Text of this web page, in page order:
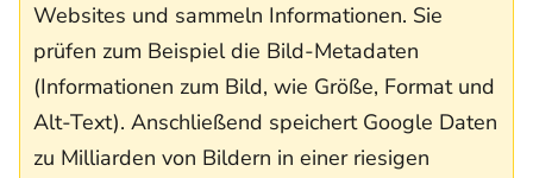
Websites und sammeln Informationen. Sie
prüfen zum Beispiel die Bild-Metadaten
(Informationen zum Bild, wie Größe, Format und
Alt-Text). Anschließend speichert Google Daten
zu Milliarden von Bildern in einer riesigen